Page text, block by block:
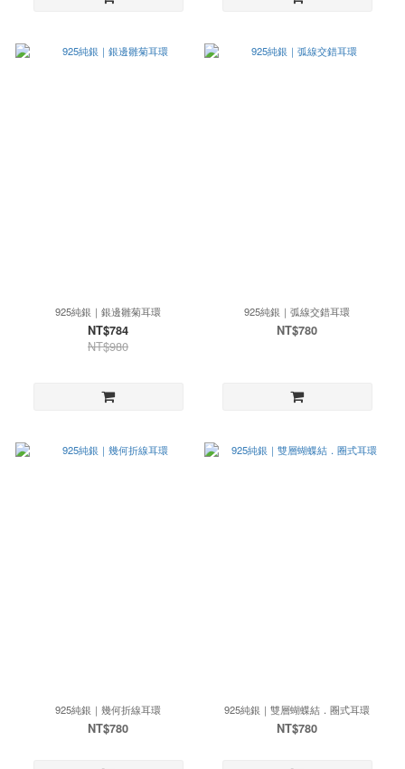
925純銀｜銀邊雛菊耳環
NT$784
NT$980
925純銀｜弧線交錯耳環
NT$780
925純銀｜幾何折線耳環
NT$780
925純銀｜雙層蝴蝶結．圈式耳環
NT$780